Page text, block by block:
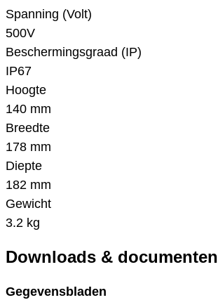
Spanning (Volt)
500V
Beschermingsgraad (IP)
IP67
Hoogte
140 mm
Breedte
178 mm
Diepte
182 mm
Gewicht
3.2 kg
Downloads & documenten
Gegevensbladen